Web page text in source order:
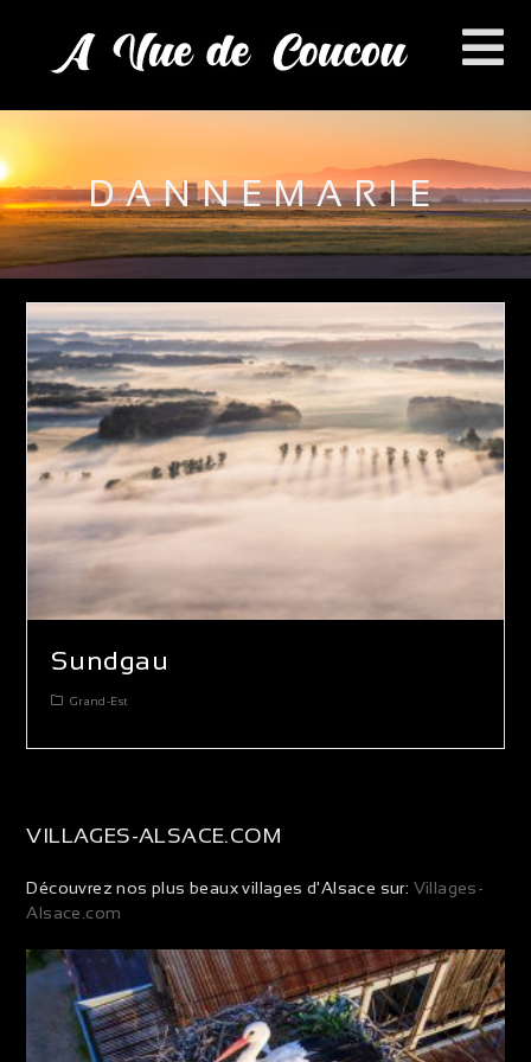
DANNEMARIE
Sundgau
Grand-Est
VILLAGES-ALSACE.COM
Découvrez nos plus beaux villages d'Alsace sur: Villages-
Alsace.com